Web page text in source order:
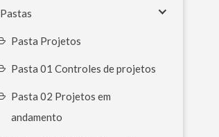
Pastas
Pasta Projetos
Pasta 01 Controles de projetos
Pasta 02 Projetos em
andamento